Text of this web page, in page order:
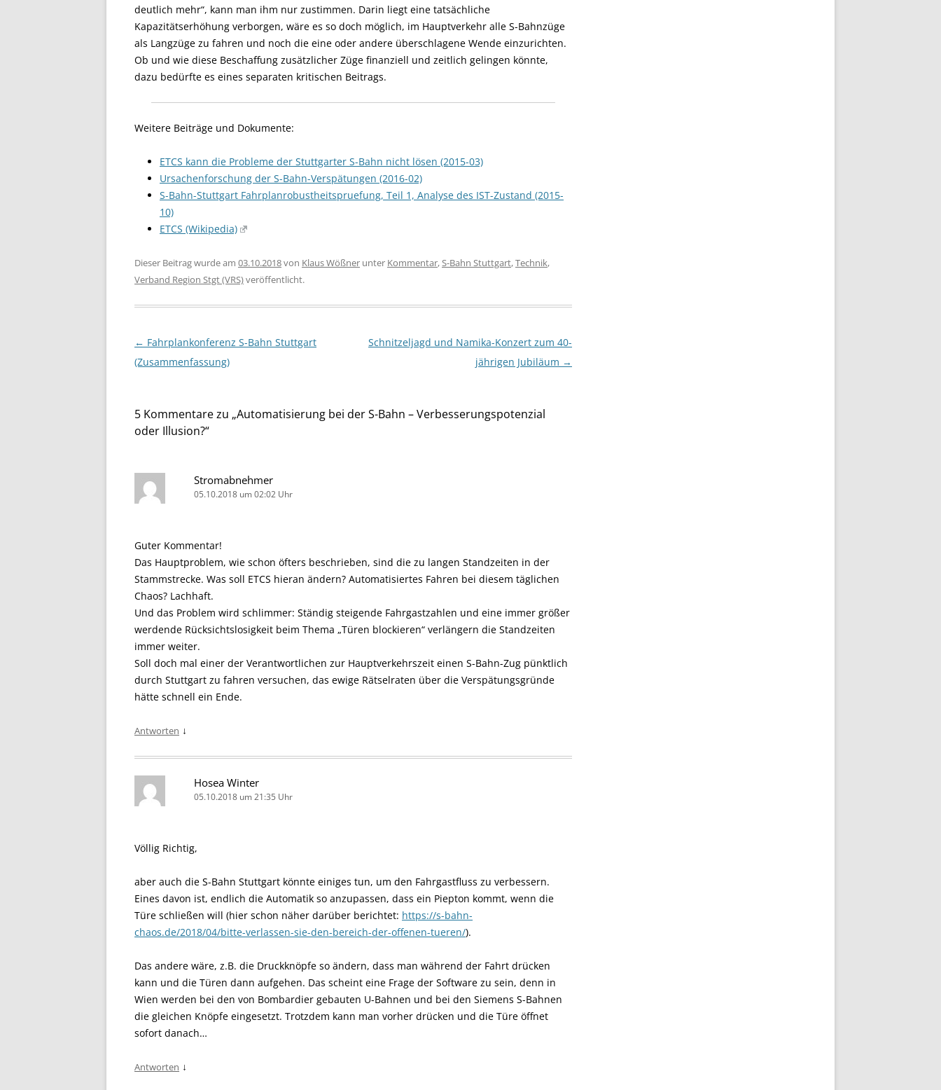
deutlich mehr“, kann man ihm nur zustimmen. Darin liegt eine tatsächliche
Kapazitätserhöhung verborgen, wäre es so doch möglich, im Hauptverkehr alle S-Bahnzüge
als Langzüge zu fahren und noch die eine oder andere überschlagene Wende einzurichten.
Ob und wie diese Beschaffung zusätzlicher Züge finanziell und zeitlich gelingen könnte,
dazu bedürfte es eines separaten kritischen Beitrags.
Weitere Beiträge und Dokumente:
ETCS kann die Probleme der Stuttgarter S-Bahn nicht lösen (2015-03)
Ursachenforschung der S-Bahn-Verspätungen (2016-02)
S-Bahn-Stuttgart Fahrplanrobustheitspruefung, Teil 1, Analyse des IST-Zustand (2015-
10)
ETCS (Wikipedia)
Dieser Beitrag wurde am 03.10.2018von Klaus Wößner unter Kommentar,S-Bahn Stuttgart,Technik,
Verband Region Stgt (VRS)veröffentlicht.
Beitragsnavigation
← Fahrplankonferenz S-Bahn Stuttgart
(Zusammenfassung)
Schnitzeljagd und Namika-Konzert zum 40-
jährigen Jubiläum →
5 Kommentare zu „Automatisierung bei der S-Bahn – Verbesserungspotenzial
oder Illusion?“
Stromabnehmer
05.10.2018 um 02:02 Uhr
Guter Kommentar!
Das Hauptproblem, wie schon öfters beschrieben, sind die zu langen Standzeiten in der
Stammstrecke. Was soll ETCS hieran ändern? Automatisiertes Fahren bei diesem täglichen
Chaos? Lachhaft.
Und das Problem wird schlimmer: Ständig steigende Fahrgastzahlen und eine immer größer
werdende Rücksichtslosigkeit beim Thema „Türen blockieren“ verlängern die Standzeiten
immer weiter.
Soll doch mal einer der Verantwortlichen zur Hauptverkehrszeit einen S-Bahn-Zug pünktlich
durch Stuttgart zu fahren versuchen, das ewige Rätselraten über die Verspätungsgründe
hätte schnell ein Ende.
Antworten ↓
Hosea Winter
05.10.2018 um 21:35 Uhr
Völlig Richtig,
aber auch die S-Bahn Stuttgart könnte einiges tun, um den Fahrgastfluss zu verbessern.
Eines davon ist, endlich die Automatik so anzupassen, dass ein Piepton kommt, wenn die
Türe schließen will (hier schon näher darüber berichtet: https://s-bahn-
chaos.de/2018/04/bitte-verlassen-sie-den-bereich-der-offenen-tueren/).
Das andere wäre, z.B. die Druckknöpfe so ändern, dass man während der Fahrt drücken
kann und die Türen dann aufgehen. Das scheint eine Frage der Software zu sein, denn in
Wien werden bei den von Bombardier gebauten U-Bahnen und bei den Siemens S-Bahnen
die gleichen Knöpfe eingesetzt. Trotzdem kann man vorher drücken und die Türe öffnet
sofort danach…
Antworten ↓